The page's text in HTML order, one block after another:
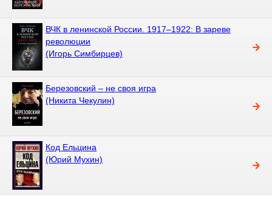
ВЧК в ленинской России. 1917–1922: В зареве
революции
(Игорь Симбирцев)
Березовский – не своя игра
(Никита Чекулин)
Код Ельцина
(Юрий Мухин)